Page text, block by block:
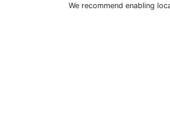
We recommend enabling